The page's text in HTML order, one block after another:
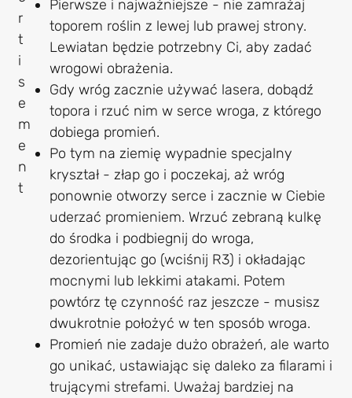
Pierwsze i najważniejsze - nie zamrażaj
toporem roślin z lewej lub prawej strony.
Lewiatan będzie potrzebny Ci, aby zadać
wrogowi obrażenia.
Gdy wróg zacznie używać lasera, dobądź
topora i rzuć nim w serce wroga, z którego
dobiega promień.
Po tym na ziemię wypadnie specjalny
kryształ - złap go i poczekaj, aż wróg
ponownie otworzy serce i zacznie w Ciebie
uderzać promieniem. Wrzuć zebraną kulkę
do środka i podbiegnij do wroga,
dezorientując go (wciśnij R3) i okładając
mocnymi lub lekkimi atakami. Potem
powtórz tę czynność raz jeszcze - musisz
dwukrotnie położyć w ten sposób wroga.
Promień nie zadaje dużo obrażeń, ale warto
go unikać, ustawiając się daleko za filarami i
trującymi strefami. Uważaj bardziej na